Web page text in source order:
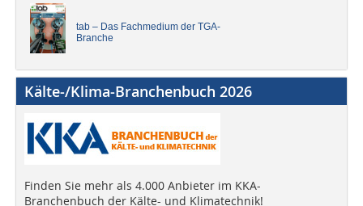
tab – Das Fachmedium der TGA-
Branche
Kälte-/Klima-Branchenbuch 2026
Finden Sie mehr als 4.000 Anbieter im KKA-
Branchenbuch der Kälte- und Klimatechnik!